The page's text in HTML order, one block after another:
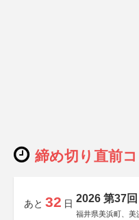
締め切り直前
あと 32 日 2026 第37
福井県美浜町、美